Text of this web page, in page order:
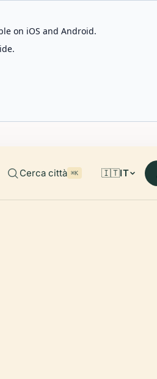
on iOS and Android.
Cerca città ⌘K 🇮🇹IT